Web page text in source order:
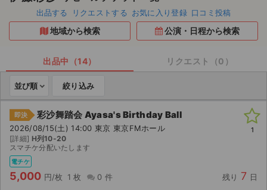
都道府県からチケットを探す
チケットのリクエスト一覧
取扱チケット
ライブ・コンサート（国内）
ライブ・コンサート（海外）
イベント
出品する リクエストする お気に入り登録 口コミ投稿
地域から検索 公演・日程から検索
出品中（14） リクエスト（0）
並び順 絞り込み
即決 彩沙舞踏会 Ayasa's Birthday Ball
2026/08/15(土) 14:00 東京 東京FMホール
[詳細] H列10-20
スマチケ分配いたします
電チケ
5,000 円/枚 1 枚 0 件 残り 7 日
1